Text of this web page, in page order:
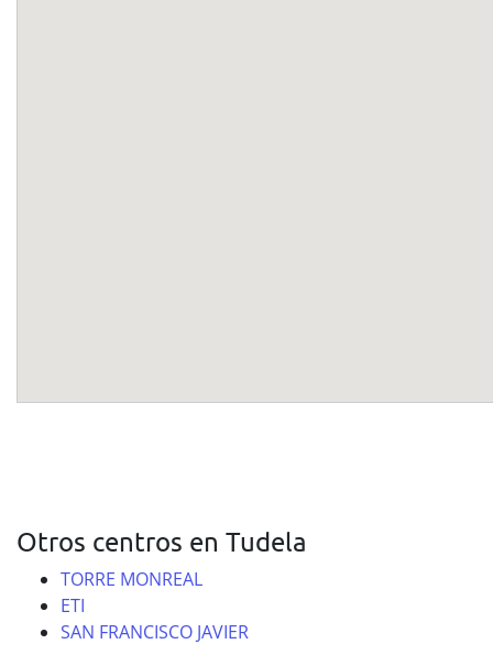
Otros centros en Tudela
TORRE MONREAL
ETI
SAN FRANCISCO JAVIER